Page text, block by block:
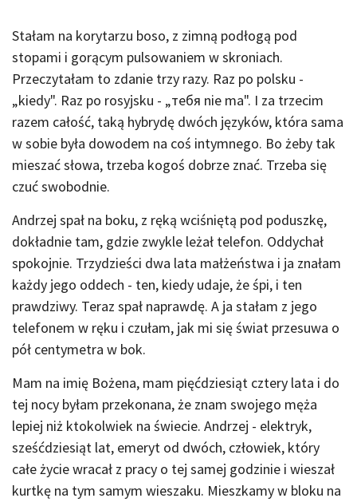
Stałam na korytarzu boso, z zimną podłogą pod
stopami i gorącym pulsowaniem w skroniach.
Przeczytałam to zdanie trzy razy. Raz po polsku -
„kiedy". Raz po rosyjsku - „тебя nie ma". I za trzecim
razem całość, taką hybrydę dwóch języków, która sama
w sobie była dowodem na coś intymnego. Bo żeby tak
mieszać słowa, trzeba kogoś dobrze znać. Trzeba się
czuć swobodnie.
Andrzej spał na boku, z ręką wciśniętą pod poduszkę,
dokładnie tam, gdzie zwykle leżał telefon. Oddychał
spokojnie. Trzydzieści dwa lata małżeństwa i ja znałam
każdy jego oddech - ten, kiedy udaje, że śpi, i ten
prawdziwy. Teraz spał naprawdę. A ja stałam z jego
telefonem w ręku i czułam, jak mi się świat przesuwa o
pół centymetra w bok.
Mam na imię Bożena, mam pięćdziesiąt cztery lata i do
tej nocy byłam przekonana, że znam swojego męża
lepiej niż ktokolwiek na świecie. Andrzej - elektryk,
sześćdziesiąt lat, emeryt od dwóch, człowiek, który
całe życie wracał z pracy o tej samej godzinie i wieszał
kurtkę na tym samym wieszaku. Mieszkamy w bloku na